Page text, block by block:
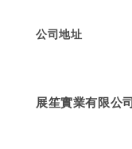
公司地址
展笙實業有限公